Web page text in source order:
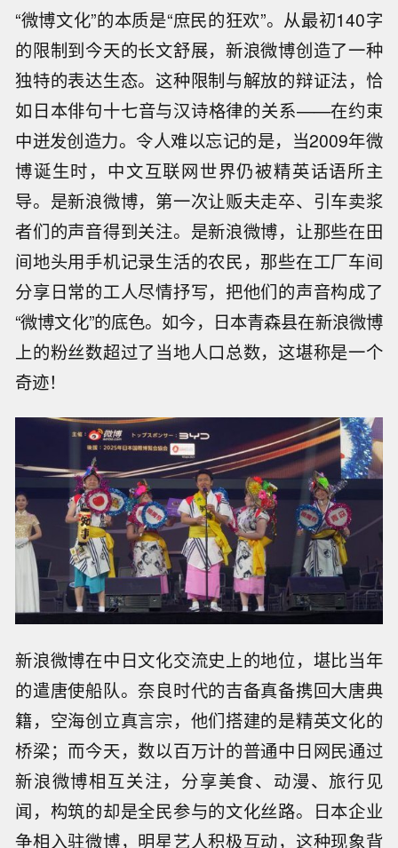
“微博文化”的本质是“庶民的狂欢”。从最初140字
的限制到今天的长文舒展，新浪微博创造了一种
独特的表达生态。这种限制与解放的辩证法，恰
如日本俳句十七音与汉诗格律的关系——在约束
中迸发创造力。令人难以忘记的是，当2009年微
博诞生时，中文互联网世界仍被精英话语所主
导。是新浪微博，第一次让贩夫走卒、引车卖浆
者们的声音得到关注。是新浪微博，让那些在田
间地头用手机记录生活的农民，那些在工厂车间
分享日常的工人尽情抒写，把他们的声音构成了
“微博文化”的底色。如今，日本青森县在新浪微博
上的粉丝数超过了当地人口总数，这堪称是一个
奇迹！
新浪微博在中日文化交流史上的地位，堪比当年
的遣唐使船队。奈良时代的吉备真备携回大唐典
籍，空海创立真言宗，他们搭建的是精英文化的
桥梁；而今天，数以百万计的普通中日网民通过
新浪微博相互关注，分享美食、动漫、旅行见
闻，构筑的却是全民参与的文化丝路。日本企业
争相入驻微博，明星艺人积极互动，这种现象背